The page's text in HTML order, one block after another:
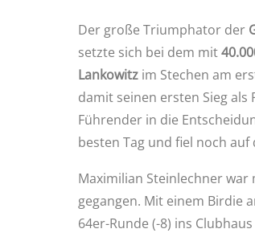
Der große Triumphator der
setzte sich bei dem mit
Lankowitz im Stechen am
damit seinen ersten Sieg
Führender in die
besten Tag und fiel noch
Maximilian Steinlechner war
gegangen. Mit einem Birdie
64er-Runde (-8) ins